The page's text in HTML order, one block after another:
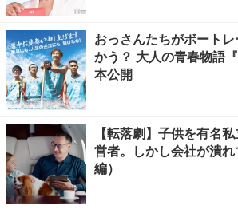
おっさんたちがボート
かう？ 大人の青春物語
本公開
【転落劇】子供を有名
営者。しかし会社が潰
編）